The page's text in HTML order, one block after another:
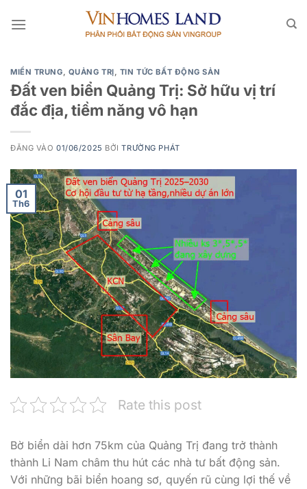
qua
MIỀN TRUNG, QUẢNG TRỊ, TIN TỨC BẤT ĐỘNG SẢN
Đất ven biển Quảng Trị: Sở hữu vị trí
đắc địa, tiềm năng vô hạn
ĐĂNG VÀO01/06/2025 BỞITRƯỜNG PHÁT
01
Th6
Rate this post
Bờ biển dài hơn 75km của Quảng Trị đang trở thành
thành Li Nam châm thu hút các nhà tư bất động sản.
Với những bãi biển hoang sơ, quyến rũ cùng lợi thế về